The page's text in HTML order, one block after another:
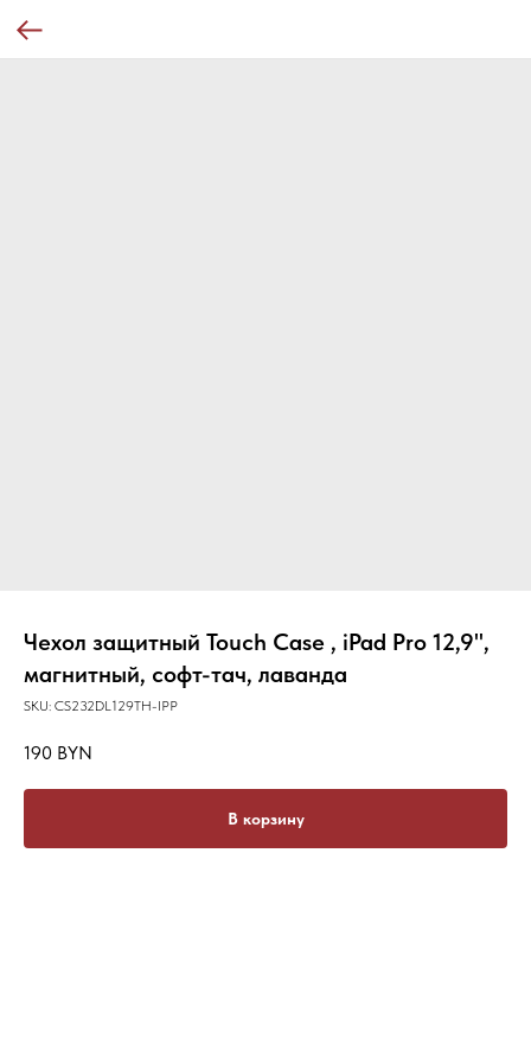
Чехол защитный Touch Case , iPad Pro 12,9'',
магнитный, софт-тач, лаванда
SKU: CS232DL129TH-IPP
190 BYN
В корзину